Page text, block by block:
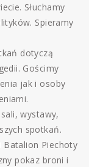
Słuchamy
Spieramy
dotyczą
Gościmy
jak i osoby
wystawy,
spotkań.
Batalion Piechoty
pokaz broni i